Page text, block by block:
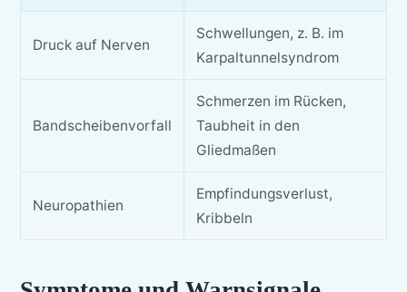
Druck auf Nerven
Schwellungen, z. B. im
Karpaltunnelsyndrom
Bandscheibenvorfall
Schmerzen im Rücken,
Taubheit in den
Gliedmaßen
Neuropathien
Empfindungsverlust,
Kribbeln